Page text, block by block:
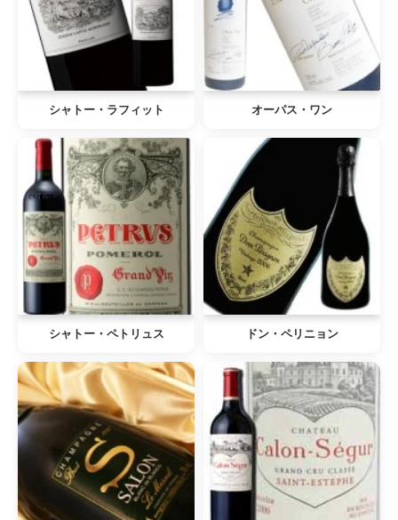
シャトー・ラフィット オーパス・ワン
シャトー・ペトリュス ドン・ペリニョン